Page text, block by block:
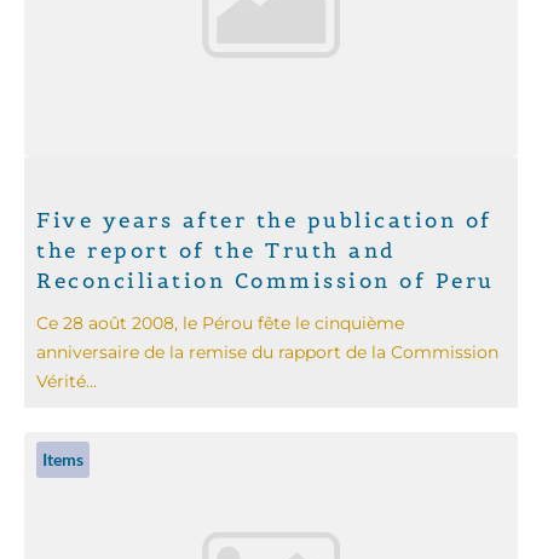
Five years after the publication of
the report of the Truth and
Reconciliation Commission of Peru
Ce 28 août 2008, le Pérou fête le cinquième
anniversaire de la remise du rapport de la Commission
Vérité...
Items